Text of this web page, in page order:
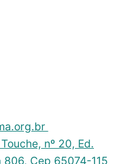
nº 20, Ed.
806, Cep 65074-115